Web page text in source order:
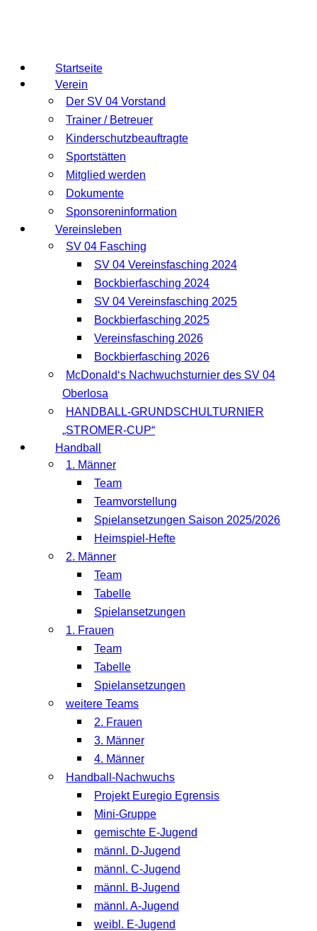
Startseite
Verein
Der SV 04 Vorstand
Trainer / Betreuer
Kinderschutzbeauftragte
Sportstätten
Mitglied werden
Dokumente
Sponsoreninformation
Vereinsleben
SV 04 Fasching
SV 04 Vereinsfasching 2024
Bockbierfasching 2024
SV 04 Vereinsfasching 2025
Bockbierfasching 2025
Vereinsfasching 2026
Bockbierfasching 2026
McDonald‘s Nachwuchsturnier des SV 04
Oberlosa
HANDBALL-GRUNDSCHULTURNIER
„STROMER-CUP“
Handball
1. Männer
Team
Teamvorstellung
Spielansetzungen Saison 2025/2026
Heimspiel-Hefte
2. Männer
Team
Tabelle
Spielansetzungen
1. Frauen
Team
Tabelle
Spielansetzungen
weitere Teams
2. Frauen
3. Männer
4. Männer
Handball-Nachwuchs
Projekt Euregio Egrensis
Mini-Gruppe
gemischte E-Jugend
männl. D-Jugend
männl. C-Jugend
männl. B-Jugend
männl. A-Jugend
weibl. E-Jugend